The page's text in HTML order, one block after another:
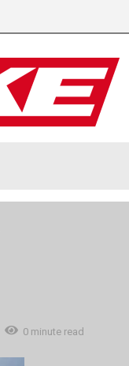
0 minute read